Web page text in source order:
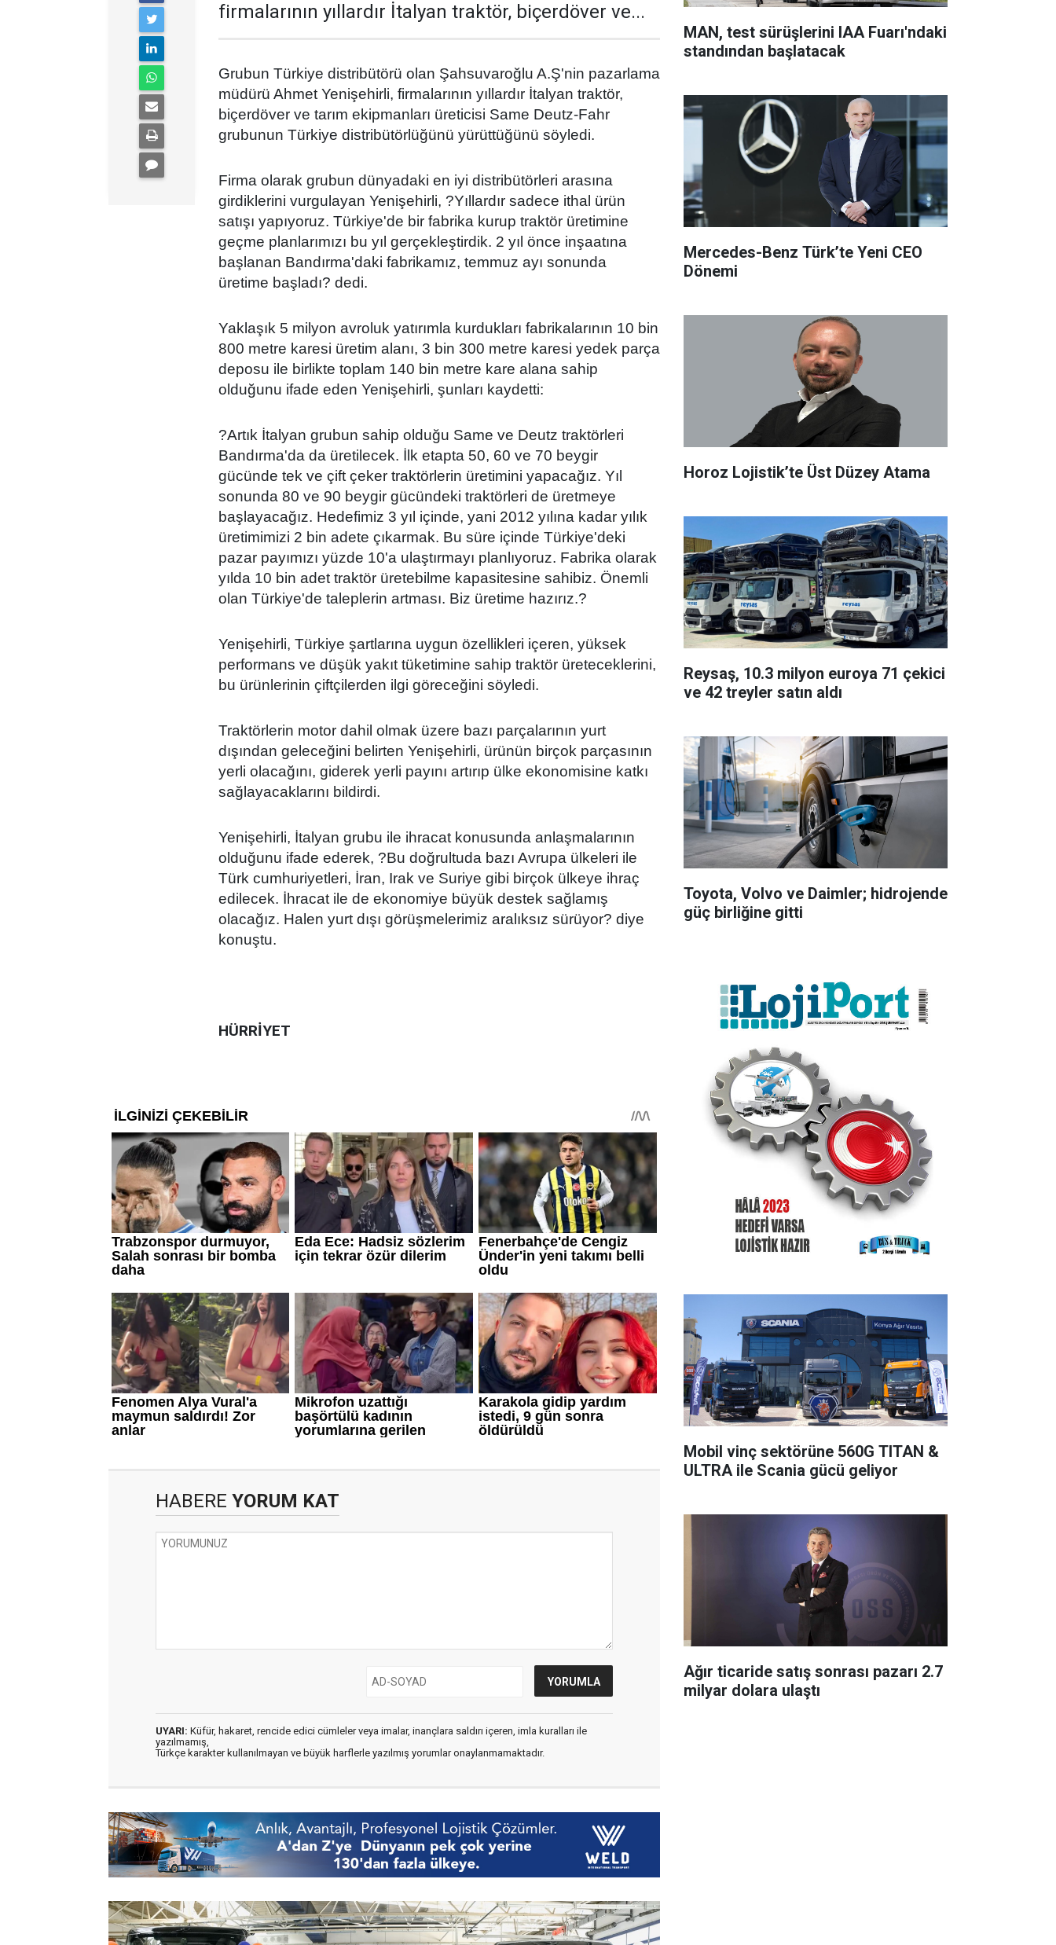
firmalarının yıllardır İtalyan traktör, biçerdöver ve...
Grubun Türkiye distribütörü olan Şahsuvaroğlu A.Ş'nin pazarlama
müdürü Ahmet Yenişehirli, firmalarının yıllardır İtalyan traktör,
biçerdöver ve tarım ekipmanları üreticisi Same Deutz-Fahr
grubunun Türkiye distribütörlüğünü yürüttüğünü söyledi.
Firma olarak grubun dünyadaki en iyi distribütörleri arasına
girdiklerini vurgulayan Yenişehirli, ?Yıllardır sadece ithal ürün
satışı yapıyoruz. Türkiye'de bir fabrika kurup traktör üretimine
geçme planlarımızı bu yıl gerçekleştirdik. 2 yıl önce inşaatına
başlanan Bandırma'daki fabrikamız, temmuz ayı sonunda
üretime başladı? dedi.
Yaklaşık 5 milyon avroluk yatırımla kurdukları fabrikalarının 10 bin
800 metre karesi üretim alanı, 3 bin 300 metre karesi yedek parça
deposu ile birlikte toplam 140 bin metre kare alana sahip
olduğunu ifade eden Yenişehirli, şunları kaydetti:
?Artık İtalyan grubun sahip olduğu Same ve Deutz traktörleri
Bandırma'da da üretilecek. İlk etapta 50, 60 ve 70 beygir
gücünde tek ve çift çeker traktörlerin üretimini yapacağız. Yıl
sonunda 80 ve 90 beygir gücündeki traktörleri de üretmeye
başlayacağız. Hedefimiz 3 yıl içinde, yani 2012 yılına kadar yılık
üretimimizi 2 bin adete çıkarmak. Bu süre içinde Türkiye'deki
pazar payımızı yüzde 10'a ulaştırmayı planlıyoruz. Fabrika olarak
yılda 10 bin adet traktör üretebilme kapasitesine sahibiz. Önemli
olan Türkiye'de taleplerin artması. Biz üretime hazırız.?
Yenişehirli, Türkiye şartlarına uygun özellikleri içeren, yüksek
performans ve düşük yakıt tüketimine sahip traktör üreteceklerini,
bu ürünlerinin çiftçilerden ilgi göreceğini söyledi.
Traktörlerin motor dahil olmak üzere bazı parçalarının yurt
dışından geleceğini belirten Yenişehirli, ürünün birçok parçasının
yerli olacağını, giderek yerli payını artırıp ülke ekonomisine katkı
sağlayacaklarını bildirdi.
Yenişehirli, İtalyan grubu ile ihracat konusunda anlaşmalarının
olduğunu ifade ederek, ?Bu doğrultuda bazı Avrupa ülkeleri ile
Türk cumhuriyetleri, İran, Irak ve Suriye gibi birçok ülkeye ihraç
edilecek. İhracat ile de ekonomiye büyük destek sağlamış
olacağız. Halen yurt dışı görüşmelerimiz aralıksız sürüyor? diye
konuştu.
HÜRRİYET
HABERE YORUM KAT
UYARI: Küfür, hakaret, rencide edici cümleler veya imalar, inançlara saldırı içeren, imla kuralları ile
yazılmamış,
Türkçe karakter kullanılmayan ve büyük harflerle yazılmış yorumlar onaylanmamaktadır.
MAN, test sürüşlerini IAA Fuarı'ndaki
standından başlatacak
Mercedes-Benz Türk’te Yeni CEO
Dönemi
Horoz Lojistik’te Üst Düzey Atama
Reysaş, 10.3 milyon euroya 71 çekici
ve 42 treyler satın aldı
Toyota, Volvo ve Daimler; hidrojende
güç birliğine gitti
Mobil vinç sektörüne 560G TITAN &
ULTRA ile Scania gücü geliyor
Ağır ticaride satış sonrası pazarı 2.7
milyar dolara ulaştı